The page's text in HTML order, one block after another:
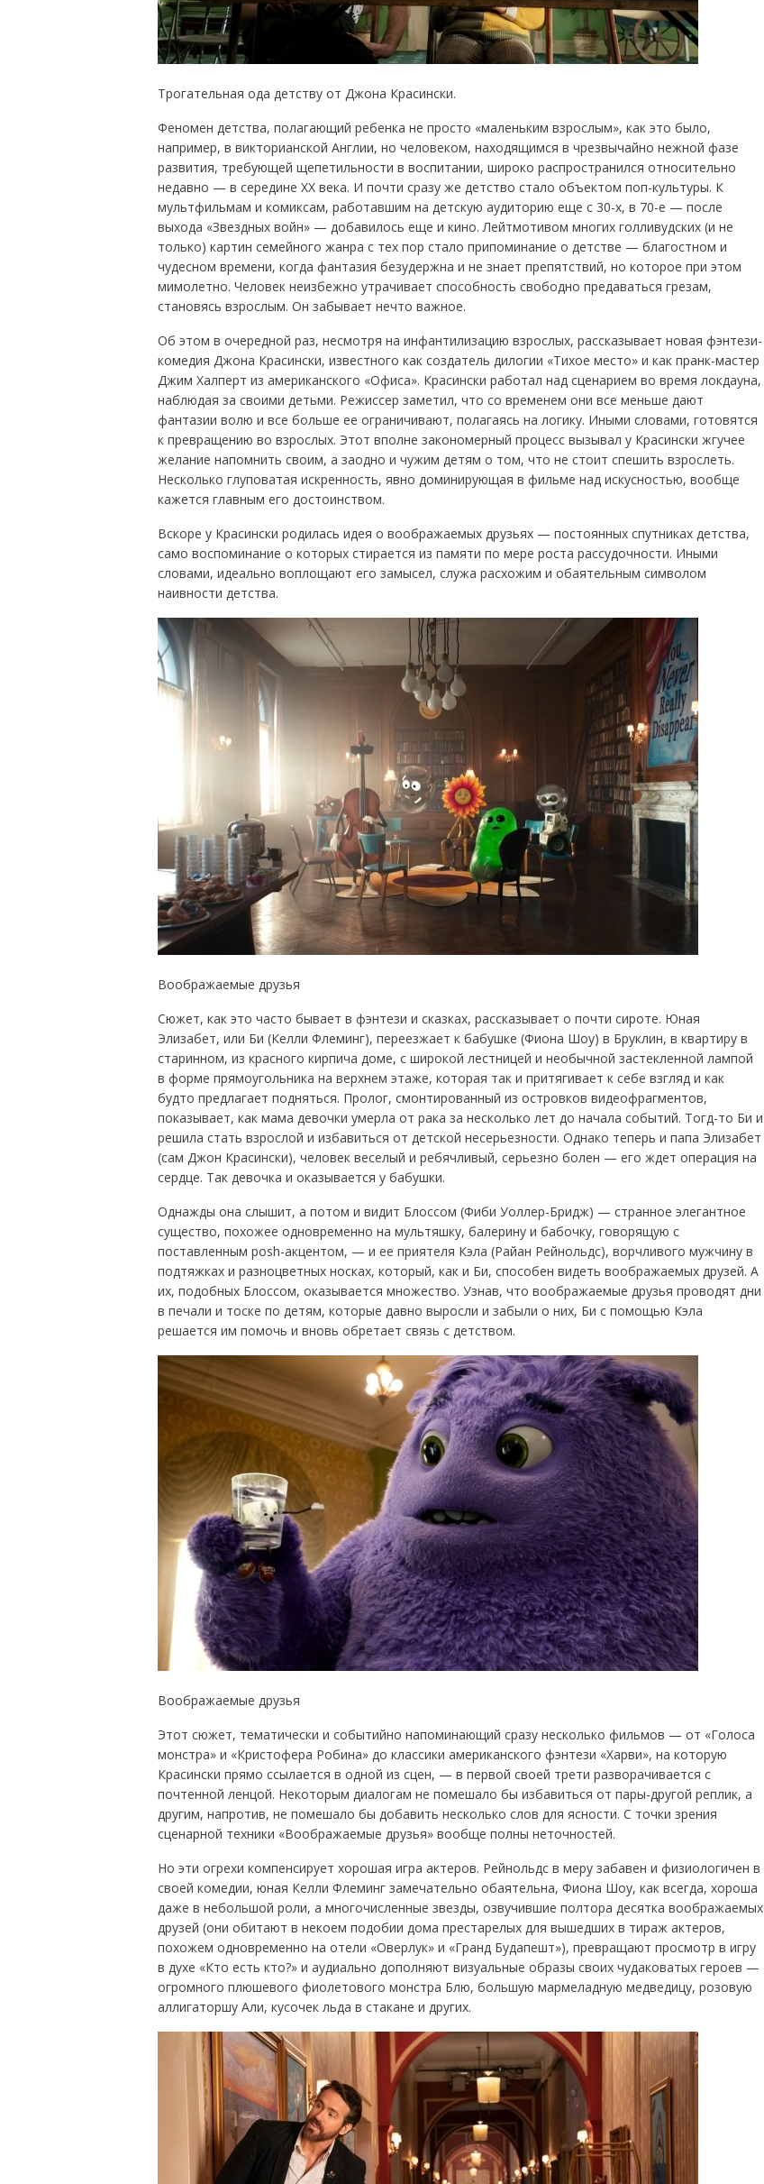
Трогательная ода детству от Джона Красински.
Феномен детства, полагающий ребенка не просто «маленьким взрослым», как это было,
например, в викторианской Англии, но человеком, находящимся в чрезвычайно нежной фазе
развития, требующей щепетильности в воспитании, широко распространился относительно
недавно — в середине XX века. И почти сразу же детство стало объектом поп-культуры. К
мультфильмам и комиксам, работавшим на детскую аудиторию еще с 30-х, в 70-е — после
выхода «Звездных войн» — добавилось еще и кино. Лейтмотивом многих голливудских (и не
только) картин семейного жанра с тех пор стало припоминание о детстве — благостном и
чудесном времени, когда фантазия безудержна и не знает препятствий, но которое при этом
мимолетно. Человек неизбежно утрачивает способность свободно предаваться грезам,
становясь взрослым. Он забывает нечто важное.
Об этом в очередной раз, несмотря на инфантилизацию взрослых, рассказывает новая фэнтези-
комедия Джона Красински, известного как создатель дилогии «Тихое место» и как пранк-мастер
Джим Халперт из американского «Офиса». Красински работал над сценарием во время локдауна,
наблюдая за своими детьми. Режиссер заметил, что со временем они все меньше дают
фантазии волю и все больше ее ограничивают, полагаясь на логику. Иными словами, готовятся
к превращению во взрослых. Этот вполне закономерный процесс вызывал у Красински жгучее
желание напомнить своим, а заодно и чужим детям о том, что не стоит спешить взрослеть.
Несколько глуповатая искренность, явно доминирующая в фильме над искусностью, вообще
кажется главным его достоинством.
Вскоре у Красински родилась идея о воображаемых друзьях — постоянных спутниках детства,
само воспоминание о которых стирается из памяти по мере роста рассудочности. Иными
словами, идеально воплощают его замысел, служа расхожим и обаятельным символом
наивности детства.
Воображаемые друзья
Сюжет, как это часто бывает в фэнтези и сказках, рассказывает о почти сироте. Юная
Элизабет, или Би (Келли Флеминг), переезжает к бабушке (Фиона Шоу) в Бруклин, в квартиру в
старинном, из красного кирпича доме, с широкой лестницей и необычной застекленной лампой
в форме прямоугольника на верхнем этаже, которая так и притягивает к себе взгляд и как
будто предлагает подняться. Пролог, смонтированный из островков видеофрагментов,
показывает, как мама девочки умерла от рака за несколько лет до начала событий. Тогд-то Би и
решила стать взрослой и избавиться от детской несерьезности. Однако теперь и папа Элизабет
(сам Джон Красински), человек веселый и ребячливый, серьезно болен — его ждет операция на
сердце. Так девочка и оказывается у бабушки.
Однажды она слышит, а потом и видит Блоссом (Фиби Уоллер-Бридж) — странное элегантное
существо, похожее одновременно на мультяшку, балерину и бабочку, говорящую с
поставленным posh-акцентом, — и ее приятеля Кэла (Райан Рейнольдс), ворчливого мужчину в
подтяжках и разноцветных носках, который, как и Би, способен видеть воображаемых друзей. А
их, подобных Блоссом, оказывается множество. Узнав, что воображаемые друзья проводят дни
в печали и тоске по детям, которые давно выросли и забыли о них, Би с помощью Кэла
решается им помочь и вновь обретает связь с детством.
Воображаемые друзья
Этот сюжет, тематически и событийно напоминающий сразу несколько фильмов — от «Голоса
монстра» и «Кристофера Робина» до классики американского фэнтези «Харви», на которую
Красински прямо ссылается в одной из сцен, — в первой своей трети разворачивается с
почтенной ленцой. Некоторым диалогам не помешало бы избавиться от пары-другой реплик, а
другим, напротив, не помешало бы добавить несколько слов для ясности. С точки зрения
сценарной техники «Воображаемые друзья» вообще полны неточностей.
Но эти огрехи компенсирует хорошая игра актеров. Рейнольдс в меру забавен и физиологичен в
своей комедии, юная Келли Флеминг замечательно обаятельна, Фиона Шоу, как всегда, хороша
даже в небольшой роли, а многочисленные звезды, озвучившие полтора десятка воображаемых
друзей (они обитают в некоем подобии дома престарелых для вышедших в тираж актеров,
похожем одновременно на отели «Оверлук» и «Гранд Будапешт»), превращают просмотр в игру
в духе «Кто есть кто?» и аудиально дополняют визуальные образы своих чудаковатых героев —
огромного плюшевого фиолетового монстра Блю, большую мармеладную медведицу, розовую
аллигаторшу Али, кусочек льда в стакане и других.